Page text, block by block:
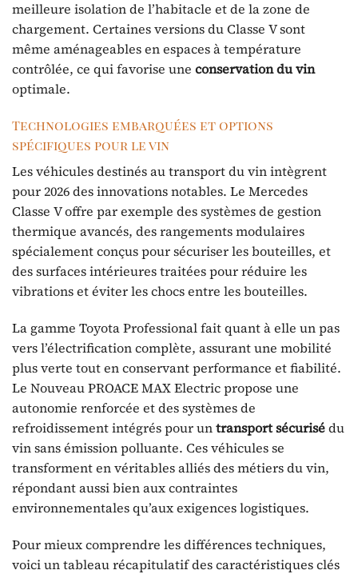
meilleure isolation de l’habitacle et de la zone de
chargement. Certaines versions du Classe V sont
même aménageables en espaces à température
contrôlée, ce qui favorise une conservation du vin
optimale.
Technologies embarquées et options
spécifiques pour le vin
Les véhicules destinés au transport du vin intègrent
pour 2026 des innovations notables. Le Mercedes
Classe V offre par exemple des systèmes de gestion
thermique avancés, des rangements modulaires
spécialement conçus pour sécuriser les bouteilles, et
des surfaces intérieures traitées pour réduire les
vibrations et éviter les chocs entre les bouteilles.
La gamme Toyota Professional fait quant à elle un pas
vers l’électrification complète, assurant une mobilité
plus verte tout en conservant performance et fiabilité.
Le Nouveau PROACE MAX Electric propose une
autonomie renforcée et des systèmes de
refroidissement intégrés pour untransport sécurisédu
vin sans émission polluante. Ces véhicules se
transforment en véritables alliés des métiers du vin,
répondant aussi bien aux contraintes
environnementales qu’aux exigences logistiques.
Pour mieux comprendre les différences techniques,
voici un tableau récapitulatif des caractéristiques clés